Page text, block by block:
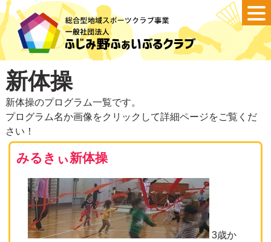
新体操
新体操のプログラム一覧です。
プログラム名か画像をクリックして詳細ページをご覧くだ
さい！
みるきぃ新体操
3歳か